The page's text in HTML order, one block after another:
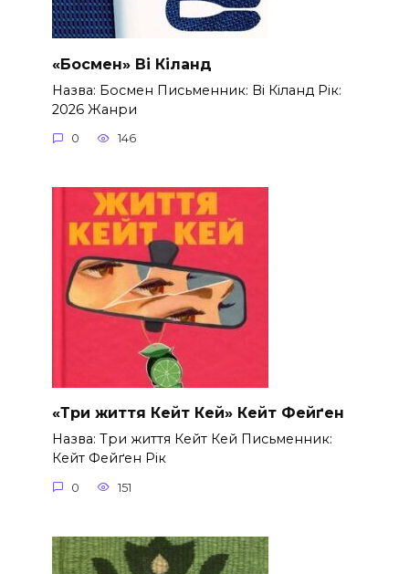
«Босмен» Ві Кіланд
Назва: Босмен Письменник: Ві Кіланд Рік:
2026 Жанри
0 146
«Три життя Кейт Кей» Кейт Фейґен
Назва: Три життя Кейт Кей Письменник:
Кейт Фейґен Рік
0 151